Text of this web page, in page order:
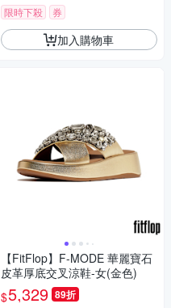
限時下殺 券
加入購物車
【FitFlop】F-MODE 華麗寶石
皮革厚底交叉涼鞋-女(金色)
$5,329 89折